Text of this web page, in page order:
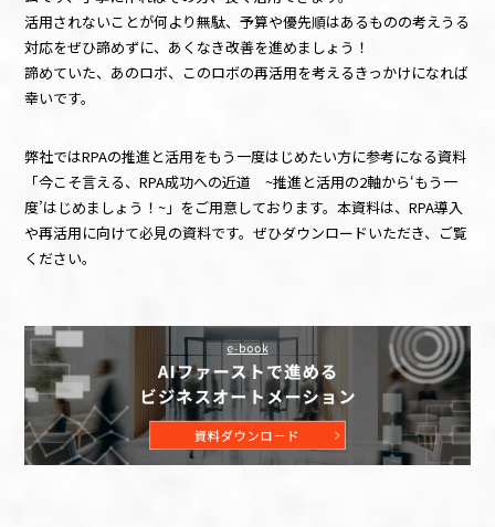
活用されないことが何より無駄、予算や優先順はあるものの考えうる
対応をぜひ諦めずに、あくなき改善を進めましょう！
諦めていた、あのロボ、このロボの再活用を考えるきっかけになれば
幸いです。
弊社ではRPAの推進と活用をもう一度はじめたい方に参考になる資料
「今こそ言える、RPA成功への近道 ~推進と活用の2軸から‘もう一
度’はじめましょう！~」をご用意しております。本資料は、RPA導入
や再活用に向けて必見の資料です。ぜひダウンロードいただき、ご覧
ください。